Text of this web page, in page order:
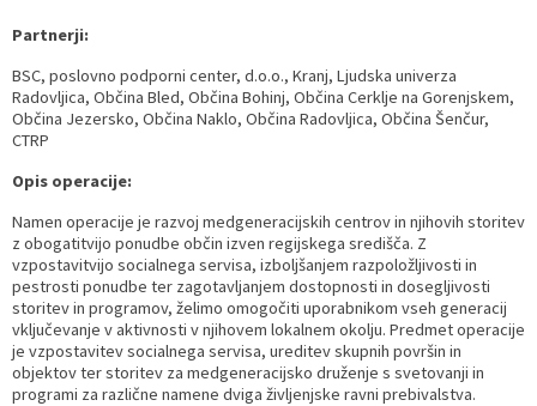
Partnerji:
BSC, poslovno podporni center, d.o.o., Kranj, Ljudska univerza
Radovljica, Občina Bled, Občina Bohinj, Občina Cerklje na Gorenjskem,
Občina Jezersko, Občina Naklo, Občina Radovljica, Občina Šenčur,
CTRP
Opis operacije:
Namen operacije je razvoj medgeneracijskih centrov in njihovih storitev
z obogatitvijo ponudbe občin izven regijskega središča. Z
vzpostavitvijo socialnega servisa, izboljšanjem razpoložljivosti in
pestrosti ponudbe ter zagotavljanjem dostopnosti in dosegljivosti
storitev in programov, želimo omogočiti uporabnikom vseh generacij
vključevanje v aktivnosti v njihovem lokalnem okolju. Predmet operacije
je vzpostavitev socialnega servisa, ureditev skupnih površin in
objektov ter storitev za medgeneracijsko druženje s svetovanji in
programi za različne namene dviga življenjske ravni prebivalstva.
Prostorski dokumenti
Proračunski dokumenti
Občinski predpisi
Skupna občinska uprava
Civilna zaščita in požarna varnost
Kontakt
Pogosta vprašanja
Lokacije defibrilatorjev
Merilniki hitrosti
Števec kolesarjev
Hišna in ledinska imena